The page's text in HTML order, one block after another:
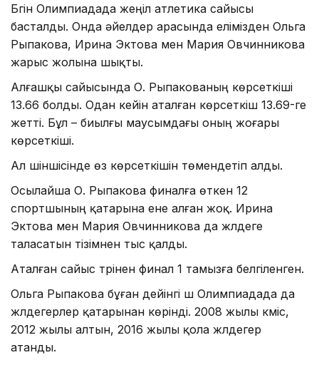
Бүгін Олимпиадада жеңіл атлетика сайысы
басталды. Онда әйелдер арасында елімізден Ольга
Рыпакова, Ирина Эктова мен Мария Овчинникова
жарыс жолына шықты.
Алғашқы сайысында О. Рыпакованың көрсеткіші
13.66 болды. Одан кейін аталған көрсеткіш 13.69-ге
жетті. Бұл – биылғы маусымдағы оның жоғары
көрсеткіші.
Ал үшіншісінде өз көрсеткішін төмендетіп алды.
Осылайша О. Рыпакова финалға өткен 12
спортшының қатарына ене алған жоқ. Ирина
Эктова мен Мария Овчинникова да жүлдеге
таласатын тізімнен тыс қалды.
Аталған сайыс түрінен финал 1 тамызға белгіленген.
Ольга Рыпакова бұған дейінгі үш Олимпиадада да
жүлдегерлер қатарынан көрінді. 2008 жылы күміс,
2012 жылы алтын, 2016 жылы қола жүлдегер
атанды.